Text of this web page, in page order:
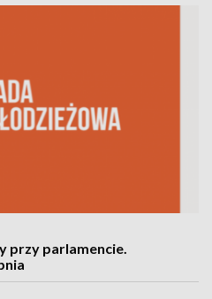
przy parlamencie.